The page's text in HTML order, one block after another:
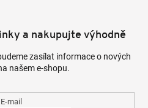
a nakupujte výhodně
zasílat informace o nových
našem e-shopu.
E-mail